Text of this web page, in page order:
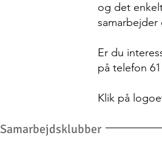
og det
Er du
på telefon 61
Klik på
Samarbejdsklubber